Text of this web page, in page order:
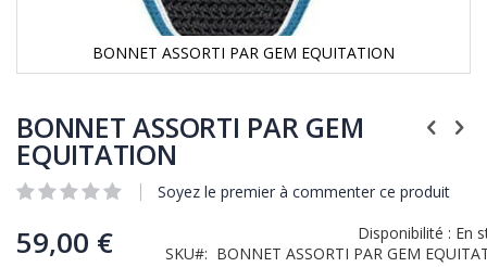
BONNET ASSORTI PAR GEM EQUITATION
the
beginning
of
the
images
BONNET ASSORTI PAR GEM
EQUITATION
Soyez le premier à commenter ce produit
59,00 € Disponibilité : En
SKU
BONNET ASSORTI PAR GEM